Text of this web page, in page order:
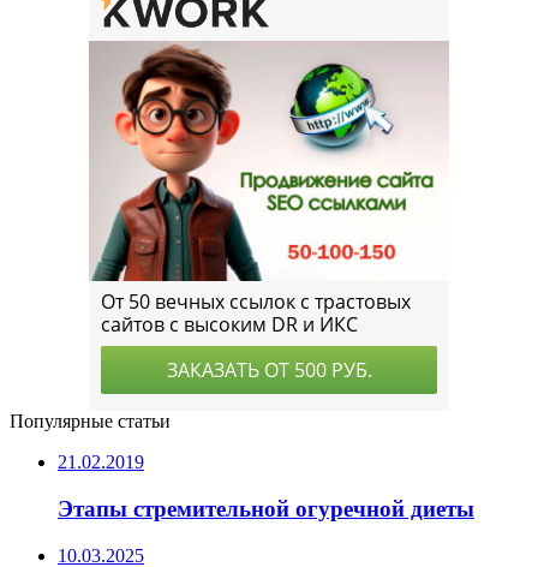
Популярные статьи
21.02.2019
Этапы стремительной огуречной диеты
10.03.2025